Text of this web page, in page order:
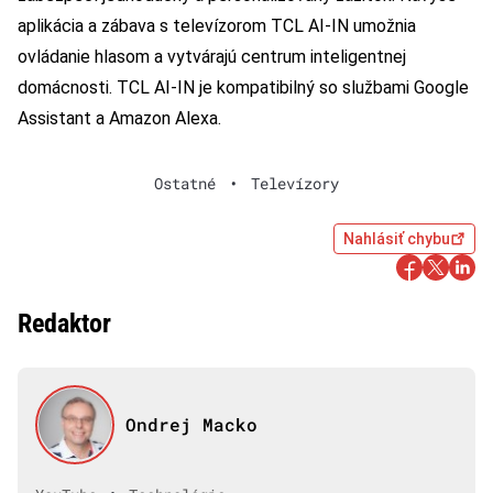
aplikácia a zábava s televízorom TCL AI-IN umožnia
ovládanie hlasom a vytvárajú centrum inteligentnej
domácnosti. TCL AI-IN je kompatibilný so službami Google
Assistant a Amazon Alexa.
Ostatné • Televízory
Nahlásiť chybu
Redaktor
Ondrej Macko